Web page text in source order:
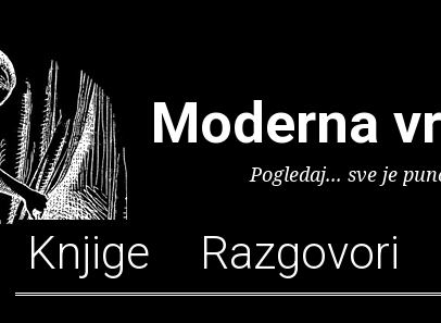
Moderna
Pogledaj... sve je
Knjige Razgovori